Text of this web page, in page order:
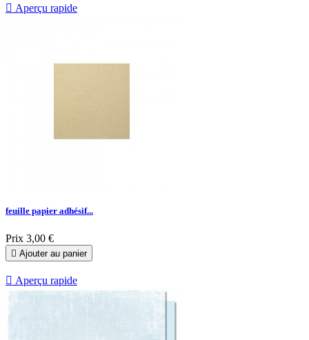
 Aperçu rapide
feuille papier adhésif...
Prix 3,00 €
 Ajouter au panier
 Aperçu rapide